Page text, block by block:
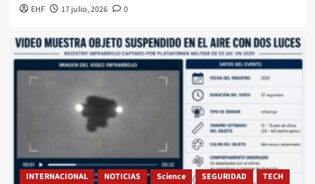
EHF 17 julio, 2026 0
INTERNACIONAL NOTICIAS Science SEGURIDAD
TECH